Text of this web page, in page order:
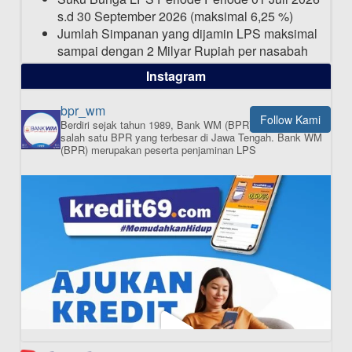
s.d 30 September 2026 (maksimal 6,25 %)
Jumlah Simpanan yang dijamin LPS maksimal
sampai dengan 2 Milyar Rupiah per nasabah
dalam satu bank
ISI APLIKASI SEKARANG
Instagram
Follow Kami
bpr_wm
Berdiri sejak tahun 1989, Bank WM (BPR) merupakan
salah satu BPR yang terbesar di Jawa Tengah.Bank WM
(BPR) merupakan peserta penjaminan LPS